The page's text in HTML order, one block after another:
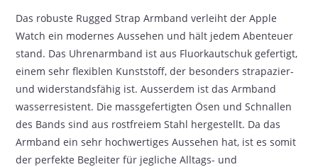
Das robuste Rugged Strap Armband verleiht der Apple
Watch ein modernes Aussehen und hält jedem Abenteuer
stand. Das Uhrenarmband ist aus Fluorkautschuk gefertigt,
einem sehr flexiblen Kunststoff, der besonders strapazier-
und widerstandsfähig ist. Ausserdem ist das Armband
wasserresistent. Die massgefertigten Ösen und Schnallen
des Bands sind aus rostfreiem Stahl hergestellt. Da das
Armband ein sehr hochwertiges Aussehen hat, ist es somit
der perfekte Begleiter für jegliche Alltags- und